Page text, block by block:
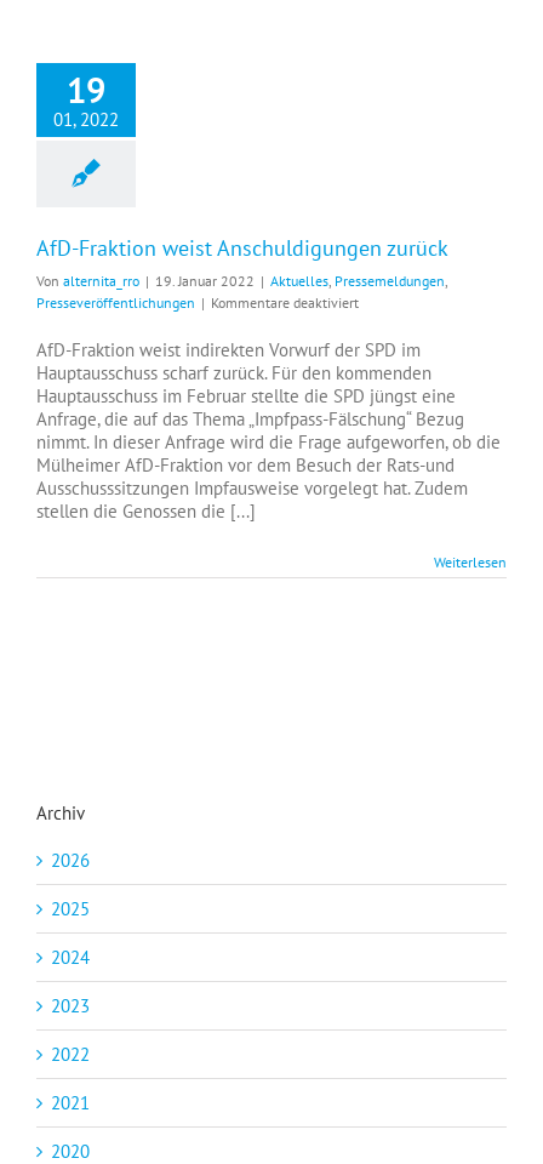
19
01, 2022
AfD-Fraktion weist Anschuldigungen zurück
Von alternita_rro | 19. Januar 2022 | Aktuelles Pressemeldungen
Presseveröffentlichungen | Kommentare deaktiviertfür
Fraktion
weist
Anschuldigungen
zurück
AfD-Fraktion weist indirekten Vorwurf der SPD im
Hauptausschuss scharf zurück. Für den kommenden
Hauptausschuss im Februar stellte die SPD jüngst eine
Anfrage, die auf das Thema „Impfpass-Fälschung“ Bezug
nimmt. In dieser Anfrage wird die Frage aufgeworfen, ob die
Mülheimer AfD-Fraktion vor dem Besuch der Rats-und
Ausschusssitzungen Impfausweise vorgelegt hat. Zudem
stellen die Genossen die [...]
Weiterlesen
Archiv
2026
2025
2024
2023
2022
2021
2020